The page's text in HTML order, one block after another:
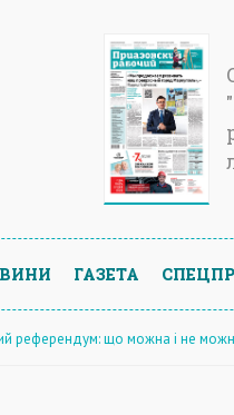
ГАЗЕТА
референдум: що можна і не